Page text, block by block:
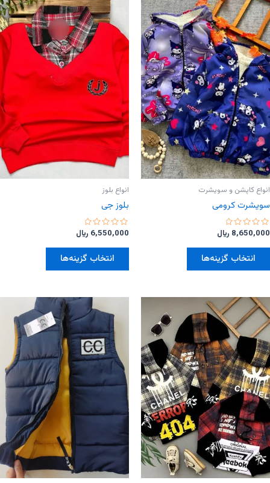
مختلفی
می
باشد.
گزینه
ها
ممکن
است
در
صفحه
محصول
انتخاب
شوند
مختلفی
می
باشد.
گزینه
ممکن
است
در
صفحه
محصول
انتخاب
شوند
انواع کاپشن و سویشرت
سویشرت کرومی
امتیاز
از
8,650,000 ﷼
انتخاب گزینه‌ها
این
می
باشد.
گزینه
ها
ممکن
است
در
صفحه
محصول
انتخاب
شوند
انواع بلوز
بلوز جی
امتیاز
از
6,550,000 ﷼
انتخاب گزینه‌ها
این
مختلفی
می
باشد.
گزینه
ها
ممکن
است
در
صفحه
محصول
انتخاب
شوند